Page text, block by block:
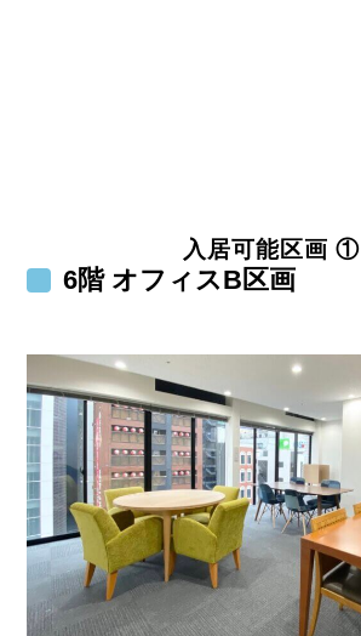
入居可能区画 ①
6階 オフィスB区画